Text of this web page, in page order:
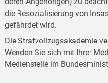
deren Angehörigen) zu
die Resozialisierung von
gefährdet wird.
Die Strafvollzugsakademie
Wenden Sie sich mit Ihrer
Medienstelle im